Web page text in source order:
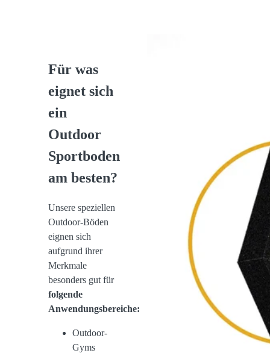
Für was
eignet sich
ein
Outdoor
Sportboden
am besten?
Unsere speziellen
Outdoor-Böden
eignen sich
aufgrund ihrer
Merkmale
besonders gut für
folgende
Anwendungsbereiche:
Outdoor-
Gyms